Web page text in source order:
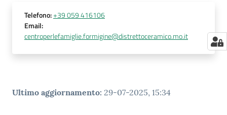
Telefono:+39 059 416106
Email:
centroperlefamiglie.formigine@distrettoceramico.mo.it
Ultimo aggiornamento: 29-07-2025, 15:34